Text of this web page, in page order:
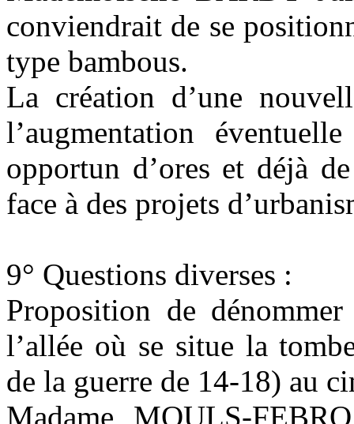
conviendrait de se
type bambous.
La création d’une
l’augmentation
opportun d’ores et déjà
face à des projets
9° Questions diverses :
Proposition de
l’allée où se situe la
de la guerre de 14-18) au
Madame MOULS-